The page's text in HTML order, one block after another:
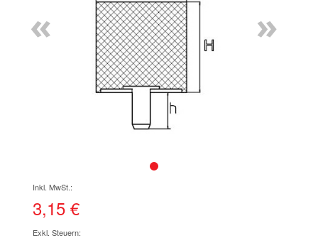
« »
der
Bildgalerie
3,15 €